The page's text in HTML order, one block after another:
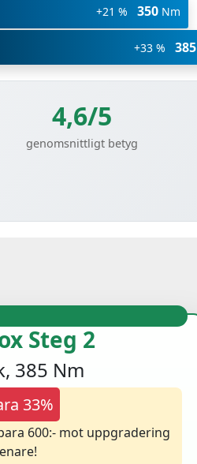
+21 % 350 Nm
+33 % 385
4,6/5
genomsnittligt betyg
Steg 2
385 Nm
33%
600:- mot uppgradering